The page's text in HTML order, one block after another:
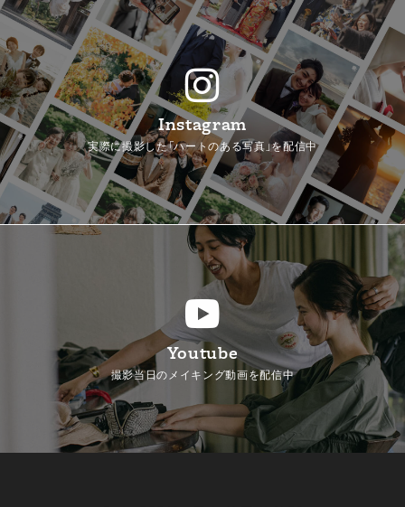
Instagram
実際に撮影した「ハートのある写真」を配信中
Youtube
撮影当日のメイキング動画を配信中